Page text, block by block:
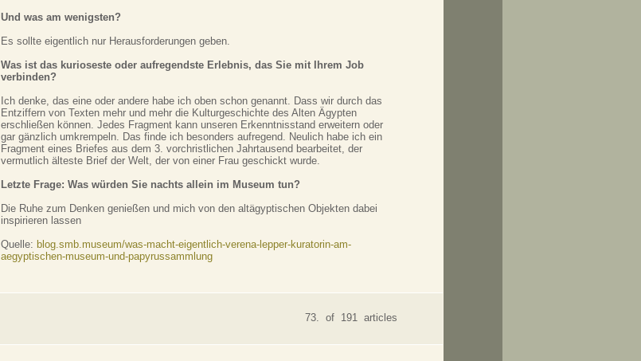
Und was am wenigsten?
Es sollte eigentlich nur Herausforderungen geben.
Was ist das kurioseste oder aufregendste Erlebnis, das Sie mit Ihrem Job
verbinden?
Ich denke, das eine oder andere habe ich oben schon genannt. Dass wir durch das
Entziffern von Texten mehr und mehr die Kulturgeschichte des Alten Ägypten
erschließen können. Jedes Fragment kann unseren Erkenntnisstand erweitern oder
gar gänzlich umkrempeln. Das finde ich besonders aufregend. Neulich habe ich ein
Fragment eines Briefes aus dem 3. vorchristlichen Jahrtausend bearbeitet, der
vermutlich älteste Brief der Welt, der von einer Frau geschickt wurde.
Letzte Frage: Was würden Sie nachts allein im Museum tun?
Die Ruhe zum Denken genießen und mich von den altägyptischen Objekten dabei
inspirieren lassen
Quelle: blog.smb.museum/was-macht-eigentlich-verena-lepper-kuratorin-am-
aegyptischen-museum-und-papyrussammlung
73. of 191 articles